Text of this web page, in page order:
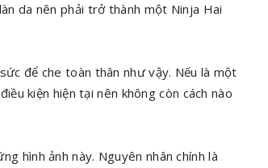
da nên phải trở thành một Ninja Hai
để che toàn thân như vậy. Nếu là một
kiện hiện tại nên không còn cách nào
hình ảnh này. Nguyên nhân chính là